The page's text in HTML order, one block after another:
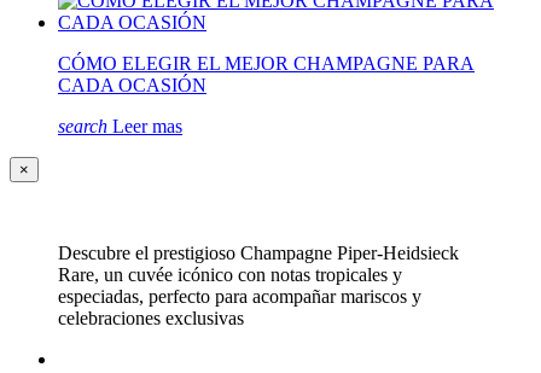
CÓMO ELEGIR EL MEJOR CHAMPAGNE PARA
CADA OCASIÓN
search Leer mas
×
Descubre el prestigioso Champagne Piper-Heidsieck
Rare, un cuvée icónico con notas tropicales y
especiadas, perfecto para acompañar mariscos y
celebraciones exclusivas